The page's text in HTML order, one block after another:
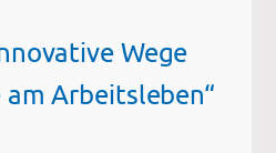
Wege
Arbeitsleben“